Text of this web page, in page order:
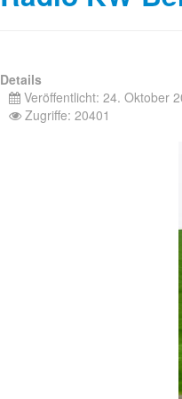
Details
Veröffentlicht: 24. Oktober
Zugriffe: 20401